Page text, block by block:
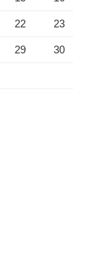
22 23
29 30